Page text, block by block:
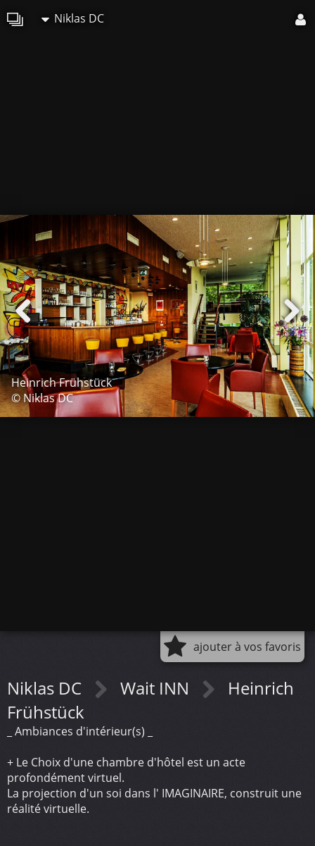
Niklas DC
Heinrich Frühstück
© Niklas DC
ajouter à vos favoris
Niklas DC Wait INN
Heinrich
Frühstück
_ Ambiances d'intérieur(s) _
+ Le Choix d'une chambre d'hôtel est un acte
profondément virtuel.
La projection d'un soi dans l' IMAGINAIRE, construit une
réalité virtuelle.